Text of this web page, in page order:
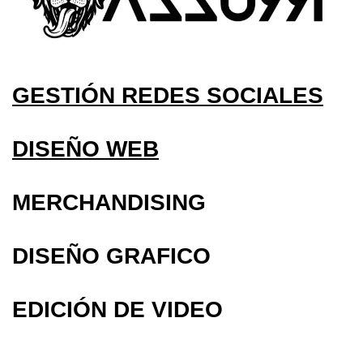
GESTIÓN REDES SOCIALES
DISEÑO WEB
MERCHANDISING
DISEÑO GRAFICO
EDICIÓN DE VIDEO